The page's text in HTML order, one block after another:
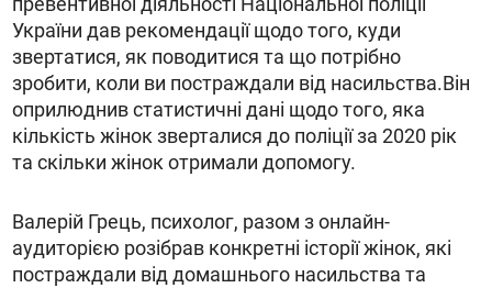
України дав рекомендації щодо того, куди
звертатися, як поводитися та що потрібно
зробити, коли ви постраждали від насильства.Він
оприлюднив статистичні дані щодо того, яка
кількість жінок зверталися до поліції за 2020 рік
та скільки жінок отримали допомогу.
Валерій Грець, психолог, разом з онлайн-
аудиторією розібрав конкретні історії жінок, які
постраждали від домашнього насильства та